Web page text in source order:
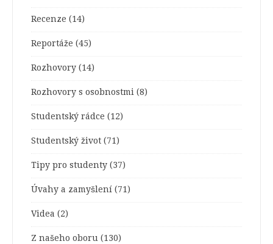
Recenze (14)
Reportáže (45)
Rozhovory (14)
Rozhovory s osobnostmi (8)
Studentský rádce (12)
Studentský život (71)
Tipy pro studenty (37)
Úvahy a zamyšlení (71)
Videa (2)
Z našeho oboru (130)